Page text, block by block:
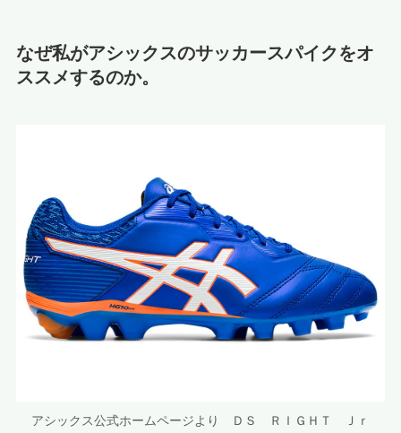
なぜ私がアシックスのサッカースパイクをオ
ススメするのか。
アシックス公式ホームページより ＤＳ ＲＩＧＨＴ Ｊｒ